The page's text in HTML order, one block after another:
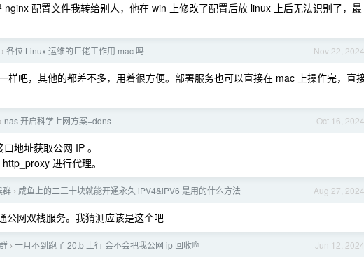
nginx 配置文件我转给别人，他在 win 上修改了配置后放 linux 上后无法识别了，最
Nov 22, 2024
› 各位 Linux 运维的巨佬工作用 mac 吗
样吧，其他的都差不多，用着很方便。部署服务也可以直接在 mac 上操作完，直
Oct 16, 2024
› nas 开启科学上网方案+ddns
地址获取公网 IP 。
进行代理。
Aug 27, 2024
群 › 咸鱼上的二三十块就能开通永久 iPV4&iPV6 是用的什么方法
公网双栈服务。我猜测应该是这个吧
Jun 12, 2024
› 一月不到跑了 20tb 上行 会不会把我公网 ip 回收啊